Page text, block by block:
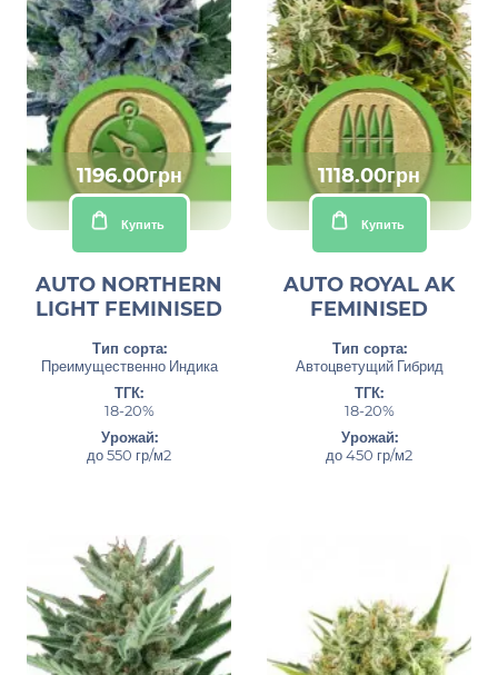
1196.00грн
Купить
AUTO NORTHERN
LIGHT FEMINISED
Тип сорта:
Преимущественно Индика
ТГК:
18-20%
Урожай:
до 550 гр/м2
1118.00грн
Купить
AUTO ROYAL AK
FEMINISED
Тип сорта:
Автоцветущий Гибрид
ТГК:
18-20%
Урожай:
до 450 гр/м2